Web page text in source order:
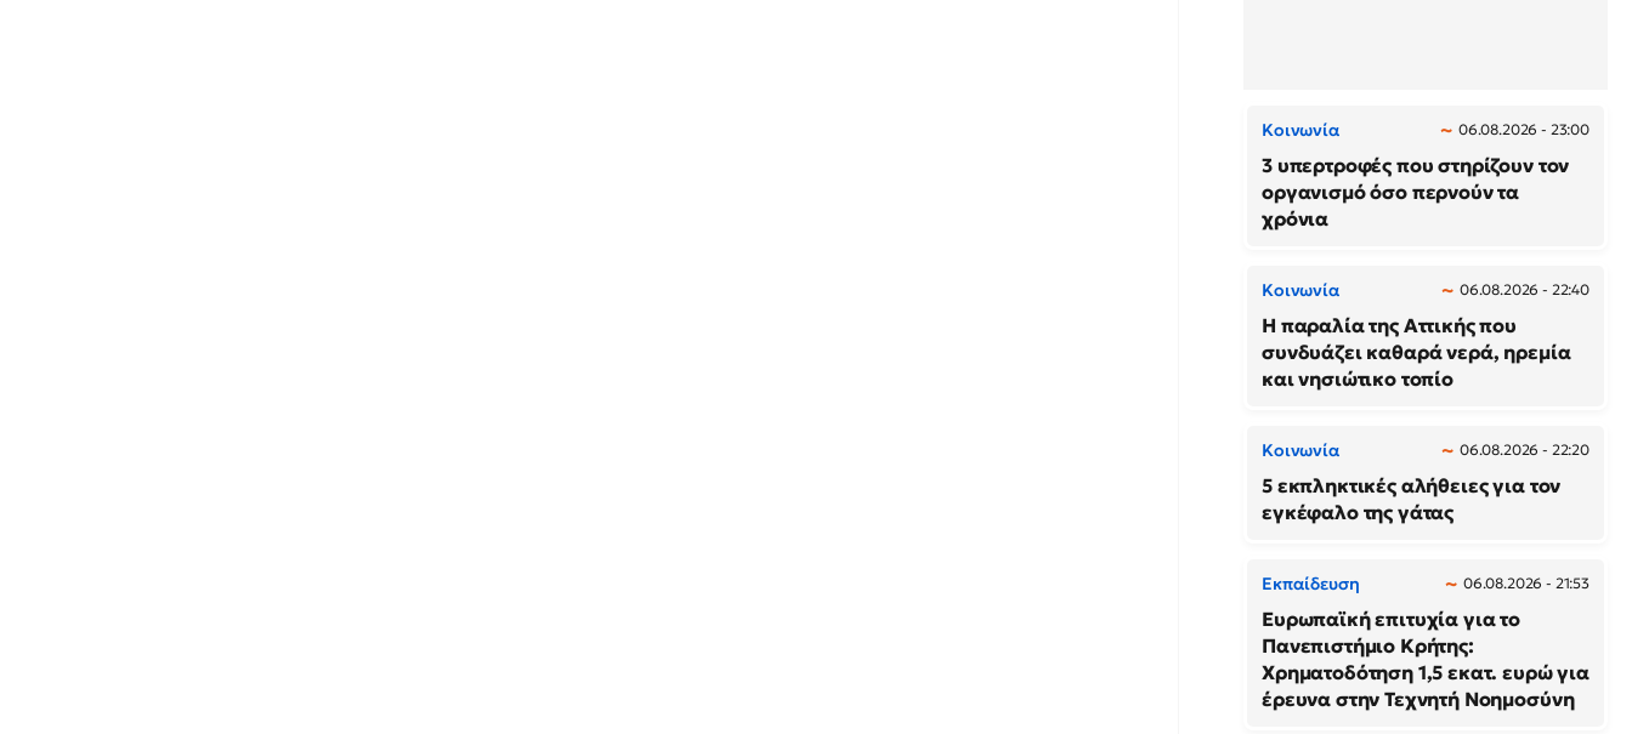
Κοινωνία 06.08.2026 - 23:00
3 υπερτροφές που στηρίζουν τον
οργανισμό όσο περνούν τα
χρόνια
Κοινωνία 06.08.2026 - 22:40
Η παραλία της Αττικής που
συνδυάζει καθαρά νερά, ηρεμία
και νησιώτικο τοπίο
Κοινωνία 06.08.2026 - 22:20
5 εκπληκτικές αλήθειες για τον
εγκέφαλο της γάτας
Εκπαίδευση 06.08.2026 - 21:53
Ευρωπαϊκή επιτυχία για το
Πανεπιστήμιο Κρήτης:
Χρηματοδότηση 1,5 εκατ. ευρώ για
έρευνα στην Τεχνητή Νοημοσύνη